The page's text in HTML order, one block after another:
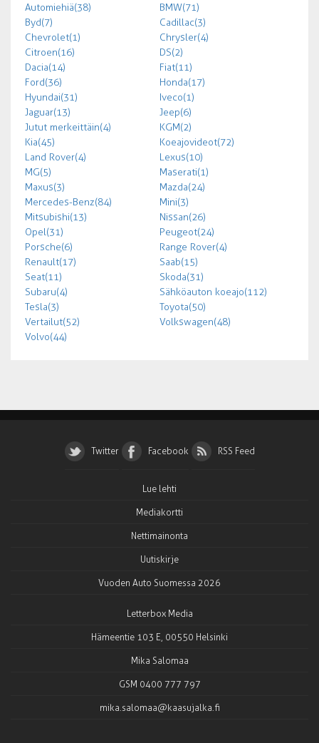
Automiehiä (38)
BMW (71)
Byd (7)
Cadillac (3)
Chevrolet (1)
Chrysler (4)
Citroen (16)
DS (2)
Dacia (14)
Fiat (11)
Ford (36)
Honda (17)
Hyundai (31)
Iveco (1)
Jaguar (13)
Jeep (6)
Jutut merkeittäin (4)
KGM (2)
Kia (45)
Koeajovideot (72)
Land Rover (4)
Lexus (10)
MG (5)
Maserati (1)
Maxus (3)
Mazda (24)
Mercedes-Benz (84)
Mini (3)
Mitsubishi (13)
Nissan (26)
Opel (31)
Peugeot (24)
Porsche (6)
Range Rover (4)
Renault (17)
Saab (15)
Seat (11)
Skoda (31)
Subaru (4)
Sähköauton koeajo (112)
Tesla (3)
Toyota (50)
Vertailut (52)
Volkswagen (48)
Volvo (44)
Twitter Facebook RSS Feed
Lue lehti
Mediakortti
Nettimainonta
Uutiskirje
Vuoden Auto Suomessa 2026
Letterbox Media
Hämeentie 103 E, 00550 Helsinki
Mika Salomaa
GSM 0400 777 797
mika.salomaa@kaasujalka.fi